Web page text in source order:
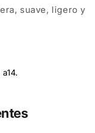
suave, ligero y